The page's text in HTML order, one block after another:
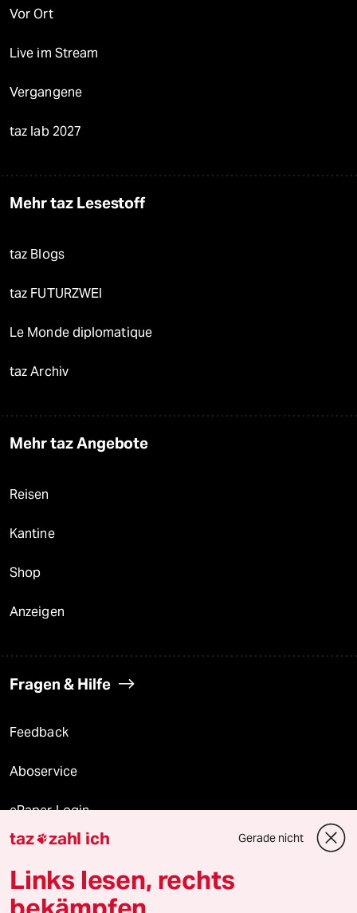
Vor Ort
Live im Stream
Vergangene
taz lab 2027
Mehr taz Lesestoff
taz Blogs
taz FUTURZWEI
Le Monde diplomatique
taz Archiv
Mehr taz Angebote
Reisen
Kantine
Shop
Anzeigen
Fragen & Hilfe
Feedback
Aboservice
ePaper Login
Downloads für Abonnierende
taz zahl ich Gerade nicht
Links lesen, rechts